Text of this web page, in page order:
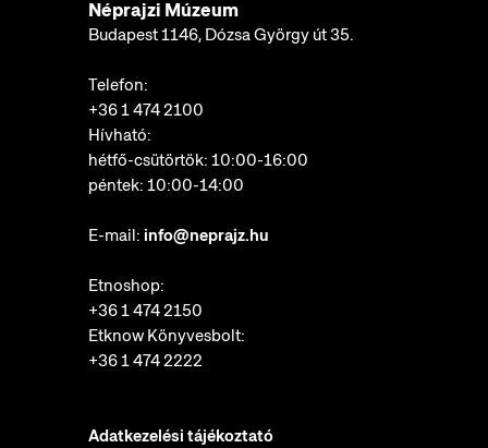
Néprajzi Múzeum
Budapest 1146, Dózsa György út 35.
Telefon:
+36 1 474 2100
Hívható:
hétfő-csütörtök: 10:00-16:00
péntek: 10:00-14:00
E-mail: info@neprajz.hu
Etnoshop:
+36 1 474 2150
Etknow Könyvesbolt:
+36 1 474 2222
Adatkezelési tájékoztató